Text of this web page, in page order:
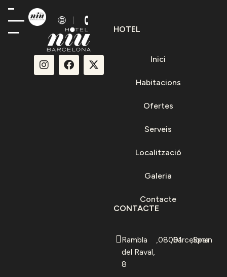
HOTEL
Inici
Habitacions
Ofertes
Serveis
Localització
Galeria
Contacte
CONTACTE
Rambla
del Raval,
8
,08001
,Barcelona
,Spain